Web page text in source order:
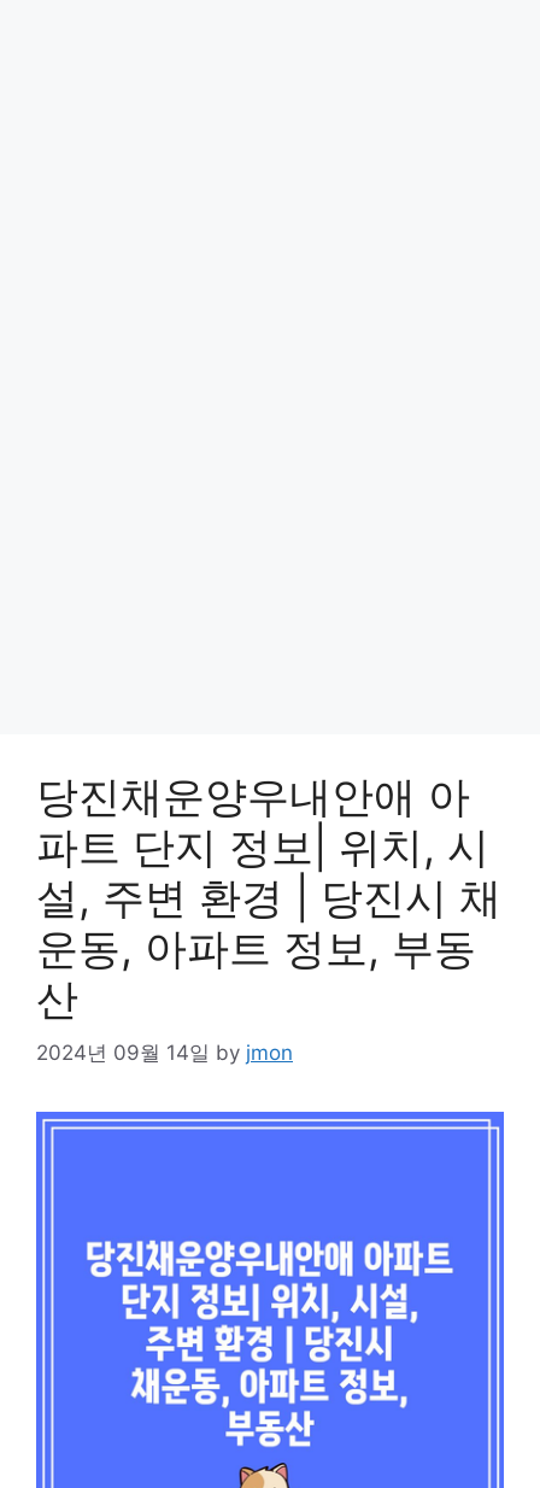
당진채운양우내안애 아
파트 단지 정보| 위치, 시
설, 주변 환경 | 당진시 채
운동, 아파트 정보, 부동
산
2024년 09월 14일 by jmon